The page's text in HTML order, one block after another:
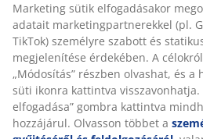
Marketing sütik elfogadásakor
adatait marketingpartnerekkel (pl.
TikTok) személyre szabott és
megjelenítése érdekében. A
„Módosítás” részben olvashat, és a
süti ikonra kattintva visszavonhatja.
elfogadása” gombra kattintva
hozzájárul. Olvasson többet a